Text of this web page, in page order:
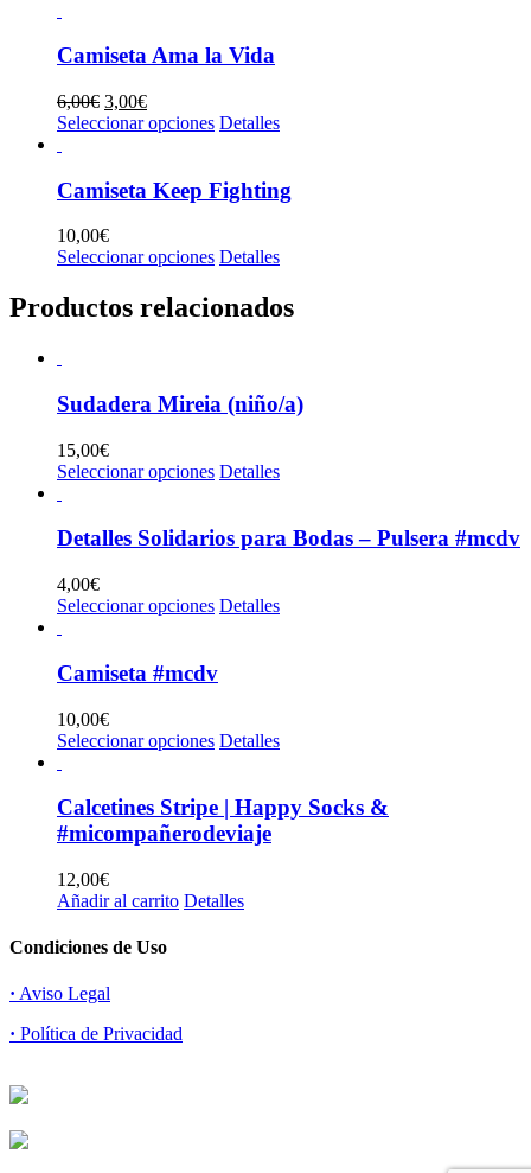
hasta
variantes.
se
pueden
en
la
producto
Camiseta Ama la Vida
6,00€ El
precio
6,00€.
3,00€El
precio
3,00€.
Seleccionar opciones Este
múltiples
variantes.
opciones
se
pueden
elegir
de
producto
Detalles
Camiseta Keep Fighting
10,00€
Seleccionar opciones Este
múltiples
se
en
de
producto
Detalles
Productos relacionados
Sudadera Mireia (niño/a)
15,00€
Seleccionar opciones Este
múltiples
variantes.
opciones
se
de
Detalles
Detalles Solidarios para Bodas – Pulsera #mcdv
4,00€
Seleccionar opciones Este
opciones
se
elegir
en
la
producto
Detalles
Camiseta #mcdv
10,00€
Seleccionar opciones Este
múltiples
variantes.
Las
pueden
Detalles
Calcetines Stripe | Happy Socks &
#micompañerodeviaje
12,00€
Añadir al carrito Detalles
Condiciones de Uso
· Aviso Legal
· Política de Privacidad